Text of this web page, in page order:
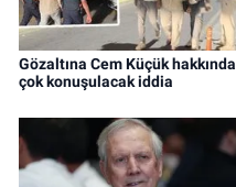
Gözaltına Cem Küçük hakkında
çok konuşulacak iddia